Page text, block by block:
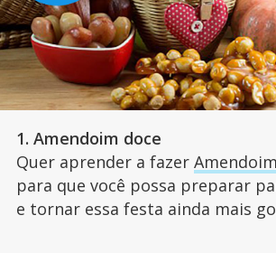
1. Amendoim doce
Quer aprender a fazer
para que você possa preparar
e tornar essa festa ainda mais